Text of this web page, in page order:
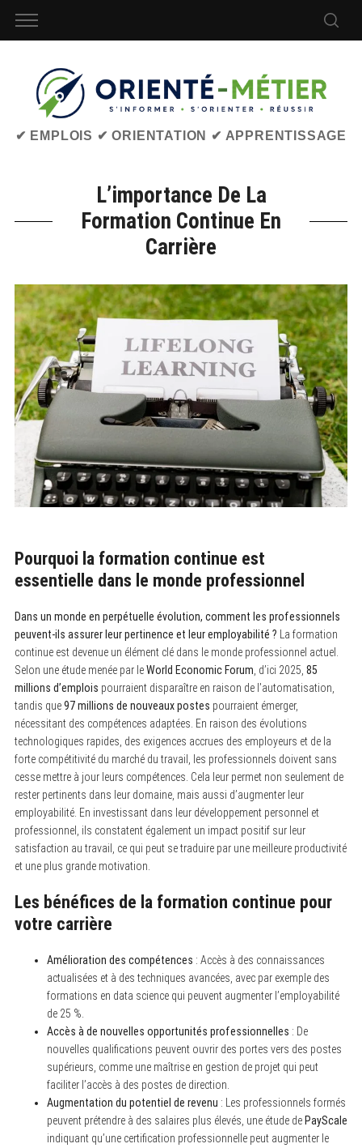
✔ EMPLOIS ✔ ORIENTATION ✔ APPRENTISSAGE
L’importance De La
Formation Continue En
Carrière
Pourquoi la formation continue est
essentielle dans le monde professionnel
Dans un monde en perpétuelle évolution, comment les professionnels
peuvent-ils assurer leur pertinence et leur employabilité ? La formation
continue est devenue un élément clé dans le monde professionnel actuel.
Selon une étude menée par leWorld Economic Forum , d’ici 2025, 85
millions d’emplois pourraient disparaître en raison de l’automatisation,
tandis que97 millions de nouveaux postes pourraient émerger,
nécessitant des compétences adaptées. En raison des évolutions
technologiques rapides, des exigences accrues des employeurs et de la
forte compétitivité du marché du travail, les professionnels doivent sans
cesse mettre à jour leurs compétences. Cela leur permet non seulement de
rester pertinents dans leur domaine, mais aussi d’augmenter leur
employabilité. En investissant dans leur développement personnel et
professionnel, ils constatent également un impact positif sur leur
satisfaction au travail, ce qui peut se traduire par une meilleure productivité
et une plus grande motivation.
Les bénéfices de la formation continue pour
votre carrière
Amélioration des compétences : Accès à des connaissances
actualisées et à des techniques avancées, avec par exemple des
formations en data science qui peuvent augmenter l’employabilité
de 25 %.
Accès à de nouvelles opportunités professionnelles : De
nouvelles qualifications peuvent ouvrir des portes vers des postes
supérieurs, comme une maîtrise en gestion de projet qui peut
faciliter l’accès à des postes de direction.
Augmentation du potentiel de revenu : Les professionnels formés
peuvent prétendre à des salaires plus élevés, une étude dePayScale
indiquant qu’une certification professionnelle peut augmenter le